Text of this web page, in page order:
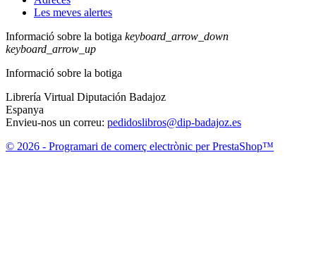
Les meves alertes
Informació sobre la botiga keyboard_arrow_down
keyboard_arrow_up
Informació sobre la botiga
Librería Virtual Diputación Badajoz
Espanya
Envieu-nos un correu: pedidoslibros@dip-badajoz.es
© 2026 - Programari de comerç electrònic per PrestaShop™